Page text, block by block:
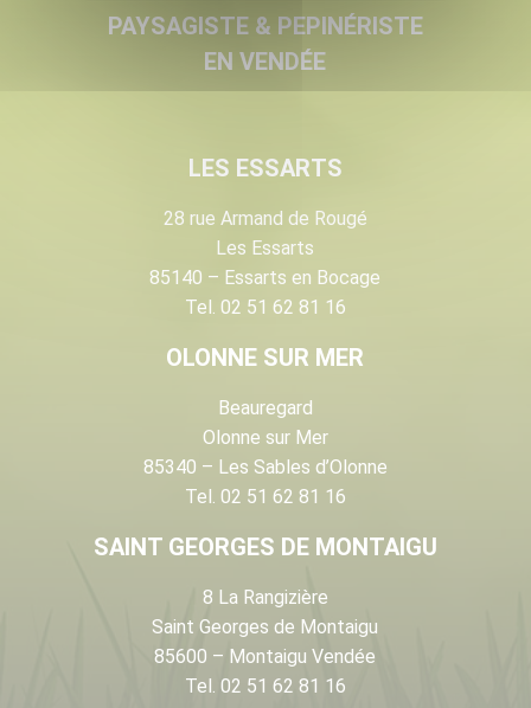
PAYSAGISTE & PEPINÉRISTE
EN VENDÉE
LES ESSARTS
28 rue Armand de Rougé
Les Essarts
85140 – Essarts en Bocage
Tel. 02 51 62 81 16
OLONNE SUR MER
Beauregard
Olonne sur Mer
85340 – Les Sables d’Olonne
Tel. 02 51 62 81 16
SAINT GEORGES DE MONTAIGU
8 La Rangizière
Saint Georges de Montaigu
85600 – Montaigu Vendée
Tel. 02 51 62 81 16